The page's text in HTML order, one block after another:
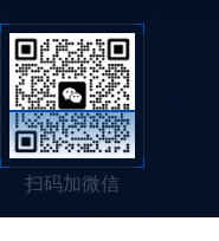
扫码加微信